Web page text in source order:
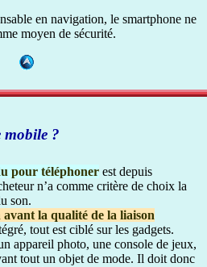
en navigation, le smartphone ne
moyen de sécurité.
mobile ?
pour téléphoner est depuis
n’a comme critère de choix la
son.
la qualité de la liaison
tout est ciblé sur les gadgets.
appareil photo, une console de jeux,
tout un objet de mode. Il doit donc